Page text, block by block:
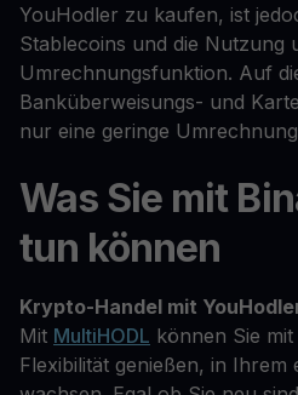
YouHodler zu kaufen, ist
Stablecoins und die Nutzung
Umrechnungsfunktion. Auf
Banküberweisungs- und
nur eine geringe
Was Sie mit
tun können
Krypto-Handel mit
Mit MultiHODL können Sie
Flexibilität genießen, in Ihrem